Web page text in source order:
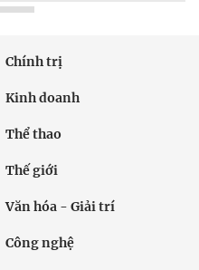
Chính trị
Kinh doanh
Thể thao
Thế giới
Văn hóa - Giải trí
Công nghệ